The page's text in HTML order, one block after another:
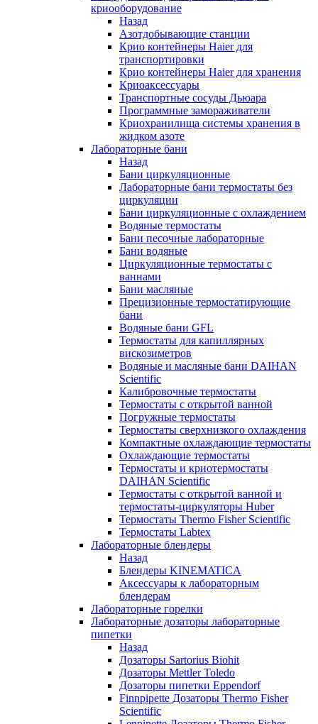
криооборудование
Назад
Азотдобывающие станции
Крио контейнеры Haier для
транспортировки
Крио контейнеры Haier для хранения
Криоаксессуары
Транспортные сосуды Дьюара
Программные замораживатели
Криохранилища системы хранения в
жидком азоте
Лабораторные бани
Назад
Бани циркуляционные
Лабораторные бани термостаты без
циркуляции
Бани циркуляционные с охлаждением
Водяные термостаты
Бани песочные лабораторные
Бани водяные
Циркуляционные термостаты с
ваннами
Бани масляные
Прецизионные термостатирующие
бани
Водяные бани GFL
Термостаты для капиллярных
вискозиметров
Водяные и масляные бани DAIHAN
Scientific
Калибровочные термостаты
Термостаты с открытой ванной
Погружные термостаты
Термостаты сверхнизкого охлаждения
Компактные охлаждающие термостаты
Охлаждающие термостаты
Термостаты и криотермостаты
DAIHAN Scientific
Термостаты с открытой ванной и
термостаты-циркуляторы Huber
Термостаты Thermo Fisher Scientific
Термостаты Labtex
Лабораторные блендеры
Назад
Блендеры KINEMATICA
Аксессуары к лабораторным
блендерам
Лабораторные горелки
Лабораторные дозаторы лабораторные
пипетки
Назад
Дозаторы Sartorius Biohit
Дозаторы Mettler Toledo
Дозаторы пипетки Eppendorf
Finnpipette Дозаторы Thermo Fisher
Scientific